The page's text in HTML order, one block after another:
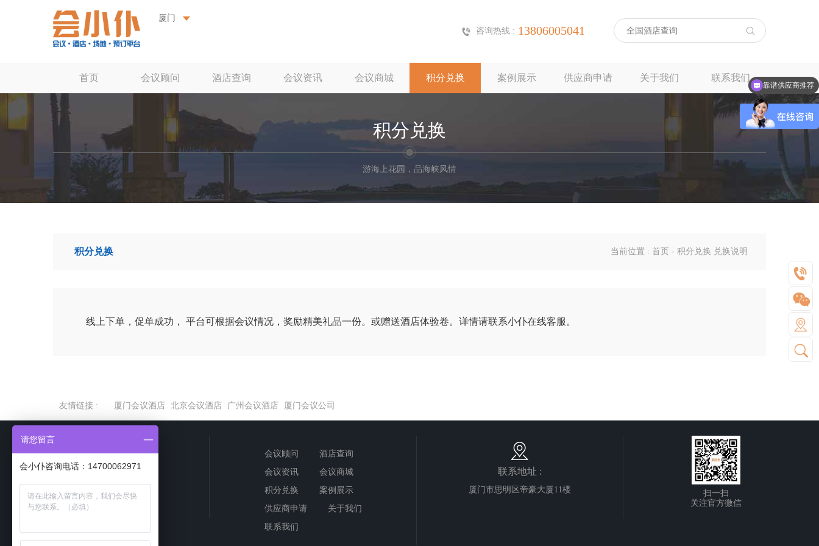
厦门
咨询热线 : 13806005041
首页 会议顾问 酒店查询 会议资讯 会议商城 积分兑换 案例展示 供应商申请 关于我们 联系我们
积分兑换
游海上花园，品海峡风情
积分兑换 当前位置 : 首页 - 积分兑换 兑换说明
线上下单，促单成功， 平台可根据会议情况，奖励精美礼品一份。或赠送酒店体验卷。详情请联系小仆在线客服。
友情链接 : 厦门会议酒店 北京会议酒店 广州会议酒店 厦门会议公司
咨询热线
13806005041
会议顾问
酒店查询
会议资讯
会议商城
积分兑换
案例展示
供应商申请
关于我们
联系我们
联系地址 :
厦门市思明区帝豪大厦11楼
扫一扫
关注官方微信
靠谱供应商推荐
请您留言
会小仆咨询电话：14700062971